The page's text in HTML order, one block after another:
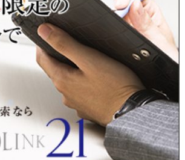
認資料（運転免許証、パスポート何れかの
報取扱申請書」「委任状」（代理人による
なります）を当社宛にお送り下さい。
関するお問合せ・相談窓口＞
市小倉北区鍛冶町2丁目5-11（第一東経ビ
55-9986
～17：00